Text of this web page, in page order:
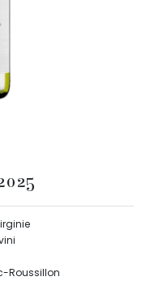
Roussillon